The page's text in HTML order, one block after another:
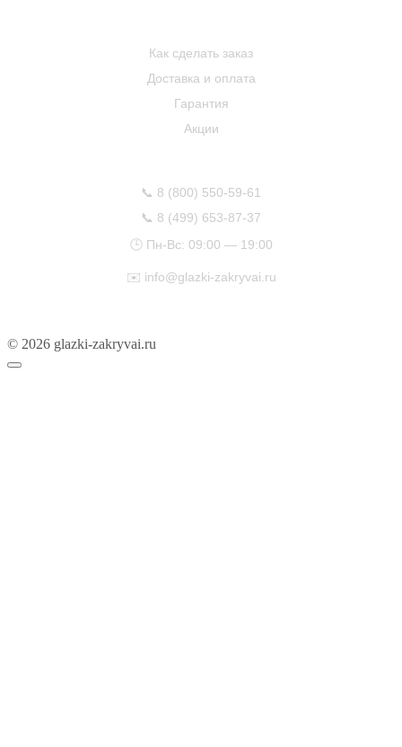
Как сделать заказ
Доставка и оплата
Гарантия
Акции
📞 8 (800) 550-59-61
📞 8 (499) 653-87-37
🕒 Пн-Вс: 09:00 — 19:00
✉️ info@glazki-zakryvai.ru
© 2026 glazki-zakryvai.ru